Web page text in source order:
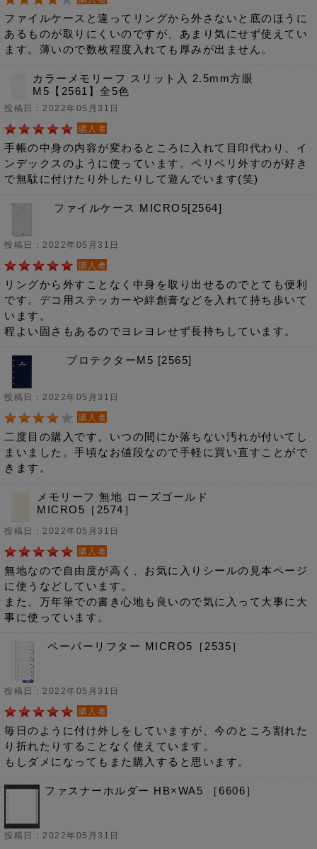
ファイルケースと違ってリングから外さないと底のほうに
あるものが取りにくいのですが、あまり気にせず使えてい
ます。薄いので数枚程度入れても厚みが出ません。
カラーメモリーフ スリット入 2.5mm方眼
M5【2561】全5色
投稿日：2022年05月31日
購入者
手帳の中身の内容が変わるところに入れて目印代わり、イ
ンデックスのように使っています。ペリペリ外すのが好き
で無駄に付けたり外したりして遊んでいます(笑)
ファイルケース MICRO5[2564]
投稿日：2022年05月31日
購入者
リングから外すことなく中身を取り出せるのでとても便利
です。デコ用ステッカーや絆創膏などを入れて持ち歩いて
います。
程よい固さもあるのでヨレヨレせず長持ちしています。
プロテクターM5 [2565]
投稿日：2022年05月31日
購入者
二度目の購入です。いつの間にか落ちない汚れが付いてし
まいました。手頃なお値段なので手軽に買い直すことがで
きます。
メモリーフ 無地 ローズゴールド
MICRO5［2574］
投稿日：2022年05月31日
購入者
無地なので自由度が高く、お気に入りシールの見本ページ
に使うなどしています。
また、万年筆での書き心地も良いので気に入って大事に大
事に使っています。
ペーパーリフター MICRO5［2535］
投稿日：2022年05月31日
購入者
毎日のように付け外しをしていますが、今のところ割れた
り折れたりすることなく使えています。
もしダメになってもまた購入すると思います。
ファスナーホルダー HB×WA5 ［6606］
投稿日：2022年05月31日